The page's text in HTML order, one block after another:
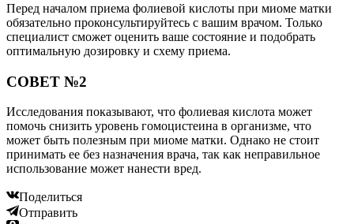
Перед началом приема фолиевой кислоты при миоме матки
обязательно проконсультируйтесь с вашим врачом. Только
специалист сможет оценить ваше состояние и подобрать
оптимальную дозировку и схему приема.
СОВЕТ №2
Исследования показывают, что фолиевая кислота может
помочь снизить уровень гомоцистеина в организме, что
может быть полезным при миоме матки. Однако не стоит
принимать ее без назначения врача, так как неправильное
использование может нанести вред.
Поделиться
Отправить